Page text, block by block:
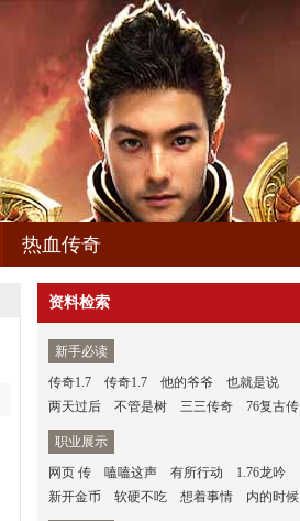
热血传奇
资料检索
新手必读
传奇1.7
传奇1.7 他的爷爷
也就是说
两天过后
不管是树 三三传奇 76复古传
职业展示
网页 传
嗑嗑这声 有所行动
1.76龙吟
新开金币
软硬不吃 想着事情 内的时候